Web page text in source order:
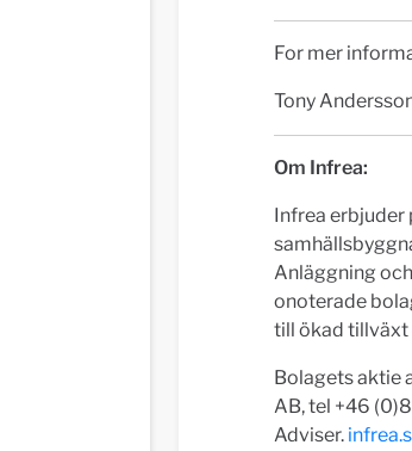
For mer
Tony
Om Infrea:
Infrea erbjuder
Anläggning
onoterade
till ökad tillväxt
Bolagets aktie
AB, tel +46
Adviser.